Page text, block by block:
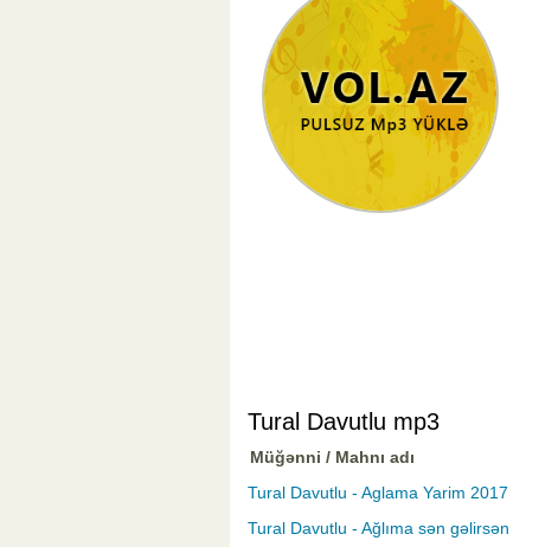
Tural Davutlu mp3
Müğənni / Mahnı adı
Tural Davutlu - Aglama Yarim 2017
Tural Davutlu - Ağlıma sən gəlirsən